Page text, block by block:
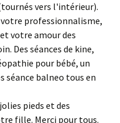
vers l'intérieur).
votre professionnalisme,
votre amour des
Des séances de kine,
pour bébé, un
séance balneo tous en
pieds et des
fille. Merci pour tous.